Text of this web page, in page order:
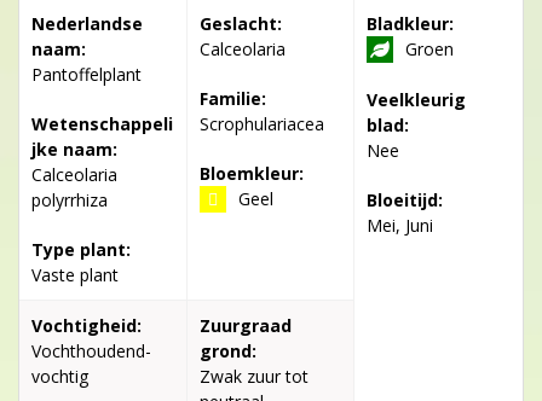
Nederlandse
naam:
Pantoffelplant
Wetenschappeli
jke naam:
Calceolaria
polyrrhiza
Type plant:
Vaste plant
Geslacht:
Calceolaria
Familie:
Scrophulariacea
Bloemkleur:
Geel
Bladkleur:
Groen
Veelkleurig
blad:
Nee
Bloeitijd:
Mei, Juni
Vochtigheid:
Vochthoudend-
vochtig
Zuurgraad
grond:
Zwak zuur tot